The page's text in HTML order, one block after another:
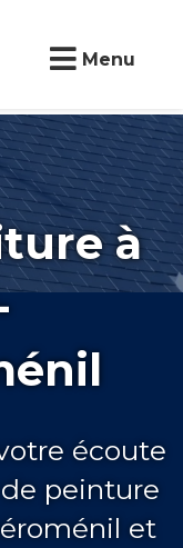
Menu
à
écoute
peinture
et